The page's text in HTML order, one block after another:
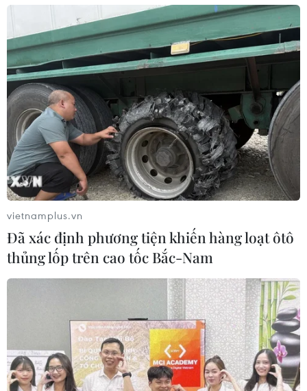
vietnamplus.vn
Đã xác định phương tiện khiến hàng loạt ôtô
thủng lốp trên cao tốc Bắc-Nam